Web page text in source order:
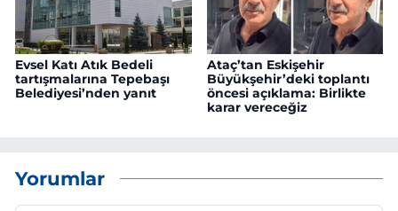
Evsel Katı Atık Bedeli
tartışmalarına Tepebaşı
Belediyesi’nden yanıt
Ataç’tan Eskişehir
Büyükşehir’deki toplantı
öncesi açıklama: Birlikte
karar vereceğiz
Yorumlar